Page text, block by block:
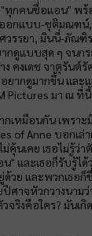
"ทุกคนชื่อแอน" พ
ออกแบบ-ชุติมณฑน์
รรยา, มินนี่-ภัณฑิ
กดูแบบสุด ๆ จนก
คงเดช จาตุรันต์รั
ยากดูมากขึ้น และ
Pictures มา ณ ที่นี้
กเหมือนกัน เพรา
of Anne บอกเ
นเคย เธอไม่รู้ว่า
น" และเธอก็รับรู้ไ
วย และพวกเธอ
ปีศาจหัวกวางนาม
จริงคือใคร? มันเ